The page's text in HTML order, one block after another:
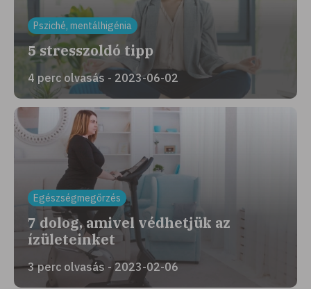
Psziché, mentálhigénia
5 stresszoldó tipp
4 perc olvasás - 2023-06-02
Egészségmegőrzés
7 dolog, amivel védhetjük az
ízületeinket
3 perc olvasás - 2023-02-06